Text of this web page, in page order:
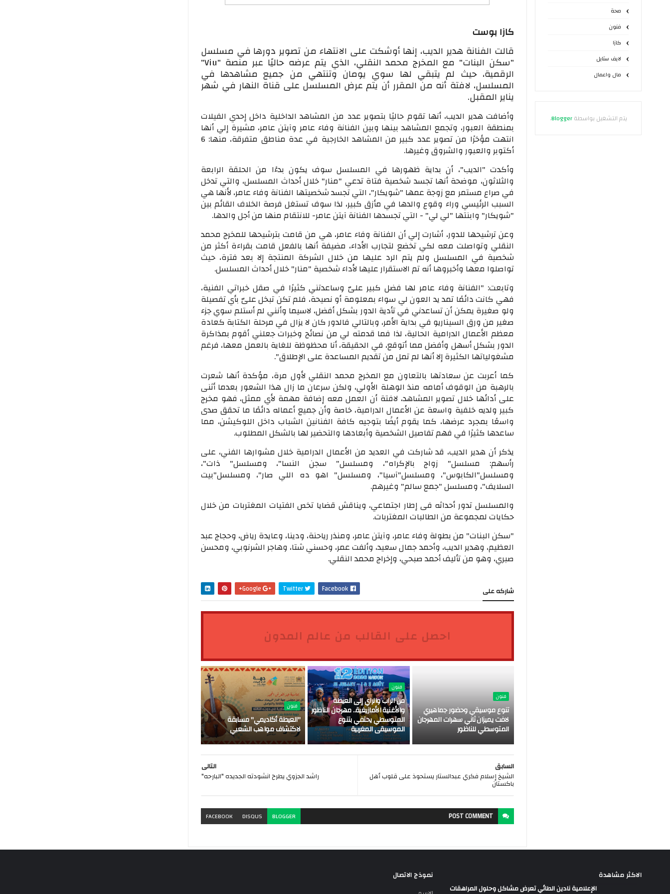
صحة
فنون
كازا
لايف ستايل
مال واعمال
يتم التشغيل بواسطةBlogger
.
كازا بوست
قالت الفنانة هدير الديب، إنها أوشكت على الانتهاء من تصوير دورها في مسلسل
"سكن البنات" مع المخرج محمد النقلي، الذي يتم عرضه حاليًا عبر منصة "Viu"
الرقمية، حيث لم يتبقي لها سوي يومان وتنتهي من جميع مشاهدها في
المسلسل، لافتة أنه من المقرر أن يتم عرض المسلسل على قناة النهار في شهر
يناير المقبل.
وأضافت هدير الديب، أنها تقوم حاليًا بتصوير عدد من المشاهد الداخلية داخل إحدي الفيلات
بمنطقة العبور، وتجمع المشاهد بينها وبين الفنانة وفاء عامر وآيتن عامر، مشيرة إلي أنها
انتهت مؤخرًا من تصوير عدد كبير من المشاهد الخارجية في عدة مناطق متفرقة، منها: 6
أكتوبر والعبور والشروق وغيرها.
وأكدت "الديب"، أن بداية ظهورها في المسلسل سوف يكون بدءًا من الحلقة الرابعة
والثلاثون، موضحة أنها تجسد شخصية فتاة تدعي "منار" خلال أحداث المسلسل، والتي تدخل
في صراع مستمر مع زوجة عمها "شويكار"، التي تجسد شخصيتها الفنانة وفاء عامر، لأنها هي
السبب الرئيسي وراء وقوع والدها في مأزق كبير، لذا سوف تستغل فرصة الخلاف القائم بين
"شويكار" وابنتها "لي لي" - التي تجسدها الفنانة آيتن عامر- للانتقام منها من أجل والدها.
وعن ترشيحها للدور، أشارت إلي أن الفنانة وفاء عامر، هي من قامت بترشيحها للمخرج محمد
النقلي وتواصلت معه لكي تخضع لتجارب الأداء، مضيفة أنها بالفعل قامت بقراءة أكثر من
شخصية في المسلسل ولم يتم الرد عليها من خلال الشركة المنتجة إلا بعد فترة، حيث
تواصلوا معها وأخبروها أنه تم الاستقرار عليها لأداء شخصية "منار" خلال أحداث المسلسل.
وتابعت: "الفنانة وفاء عامر لها فضل كبير علىّ وساعدتني كثيرًا في صقل خبراتي الفنية،
فهي كانت دائمًا تمد يد العون لي سواء بمعلومة أو نصيحة، فلم تكن تبخل علىّ بأي تفصيلة
ولو صغيرة يمكن أن تساعدني في تأدية الدور بشكل أفضل، لاسيما وأنني لم أستلم سوي جزء
صغير من ورق السيناريو في بداية الأمر، وبالتالي فالدور كان لا يزال في مرحلة الكتابة كعادة
معظم الأعمال الدرامية الحالية، لذا فما قدمته لي من نصائح وخبرات جعلني أقوم بمذاكرة
الدور بشكل أسهل وأفضل مما أتوقع، في الحقيقة، أنا محظوظة للغاية بالعمل معها، فرغم
مشغولياتها الكثيرة إلا أنها لم تمل من تقديم المساعدة على الإطلاق".
كما أعربت عن سعادتها بالتعاون مع المخرج محمد النقلي لأول مرة، مؤكدة أنها شعرت
بالرهبة من الوقوف أمامه منذ الوهلة الأولي، ولكن سرعان ما زال هذا الشعور بعدما أثنى
على أدائها خلال تصوير المشاهد، لافتة أن العمل معه إضافة مهمة لأي ممثل، فهو مخرج
كبير ولديه خلفية واسعة عن الأعمال الدرامية، خاصة وأن جميع أعماله دائمًا ما تحقق صدى
واسعًا بمجرد عرضها، كما يقوم أيضًا بتوجيه كافة الفنانين الشباب داخل اللوكيشن، مما
ساعدها كثيرًا في فهم تفاصيل الشخصية وأبعادها والتحضير لها بالشكل المطلوب.
يذكر أن هدير الديب، قد شاركت في العديد من الأعمال الدرامية خلال مشوارها الفني، على
رأسهم: مسلسل" زواج بالإكراه"، ومسلسل" سجن النسا"، ومسلسل" ذات"،
ومسلسل"الكابوس"، ومسلسل"آسيا"، ومسلسل" اهو ده اللي صار"، ومسلسل"بيت
السلايف"، ومسلسل "جمع سالم" وغيرهم.
والمسلسل تدور أحداثه فى إطار اجتماعي، ويناقش قضايا تخص الفتيات المغتربات من خلال
حكايات لمجموعة من الطالبات المغتربات.
"سكن البنات" من بطولة وفاء عامر، وآيتن عامر، ومنذر رياحنة، ودينا، وعايدة رياض، وحجاج عبد
العظيم، وهدير الديب، وأحمد جمال سعيد، وألفت عمر، وحسني شتا، وهاجر الشرنوبي، ومحسن
صبري، وهو من تأليف أحمد صبحي، وإخراج محمد النقلي.
شاركه على Facebook
Twitter
احصل على القالب من عالم المدون
فنون
تنوع موسيقي وحضور جماهيري
لافت يميزان ثاني سهرات المهرجان
المتوسطي للناظور
فنون
من الراب والراي إلى العيطة
والأغنية الأمازيغية.. مهرجان الناظور
المتوسطي يحتفي بتنوع
الموسيقى المغربية
فنون
"العيطة أكاديمي" مسابقة
لاكتشاف مواهب الشعبي
التالى
راشد الجزوي يطرح انشودته الجديده "البارحه"
السابق
الشيخ إسلام فكري عبدالستار يستحوذ على قلوب أهل
باكستان
POSTCOMMENT
BLOGGER
DISQUS
FACEBOOK
الاكثر مشاهدة
الإعلامية نادين الطائي تعرض مشاكل وحلول المراهقات
نموذج الاتصال